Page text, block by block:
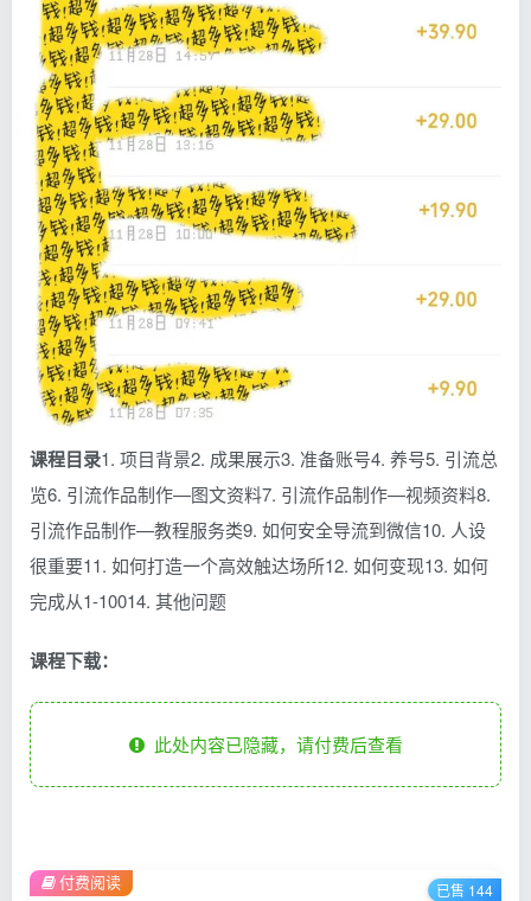
课程目录1. 项目背景2. 成果展示3. 准备账号4. 养号5. 引流总
览6. 引流作品制作—图文资料7. 引流作品制作—视频资料8.
引流作品制作—教程服务类9. 如何安全导流到微信10. 人设
很重要11. 如何打造一个高效触达场所12. 如何变现13. 如何
完成从1-10014. 其他问题
课程下载：
此处内容已隐藏，请付费后查看
付费阅读 已售 144